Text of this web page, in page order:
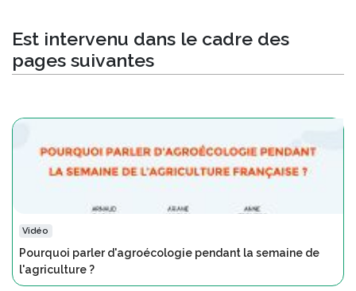
Est intervenu dans le cadre des
pages suivantes
Vidéo
Pourquoi parler d'agroécologie pendant la semaine de
l'agriculture ?